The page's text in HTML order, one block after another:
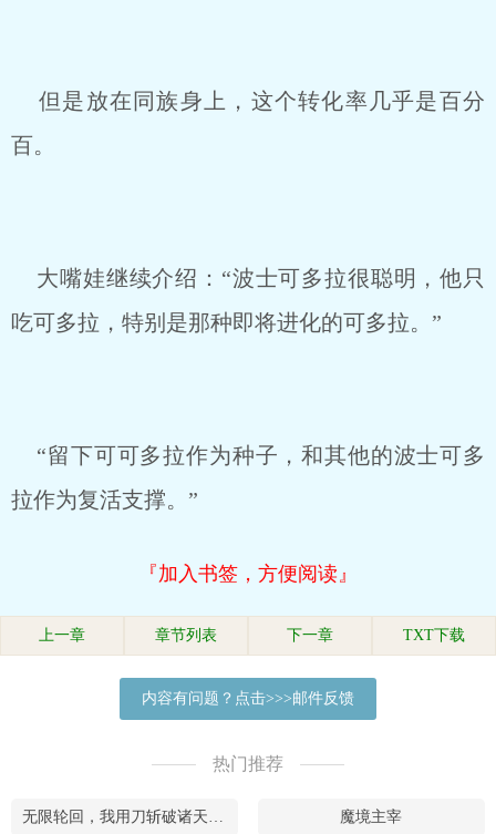
但是放在同族身上，这个转化率几乎是百分
百。
大嘴娃继续介绍：“波士可多拉很聪明，他只
吃可多拉，特别是那种即将进化的可多拉。”
“留下可可多拉作为种子，和其他的波士可多
拉作为复活支撑。”
『加入书签，方便阅读』
上一章 章节列表 下一章 TXT下载
内容有问题？点击>>>邮件反馈
热门推荐
无限轮回，我用刀斩破诸天万界 魔境主宰